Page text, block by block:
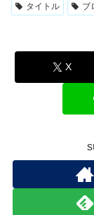
タイトル
ブ
X